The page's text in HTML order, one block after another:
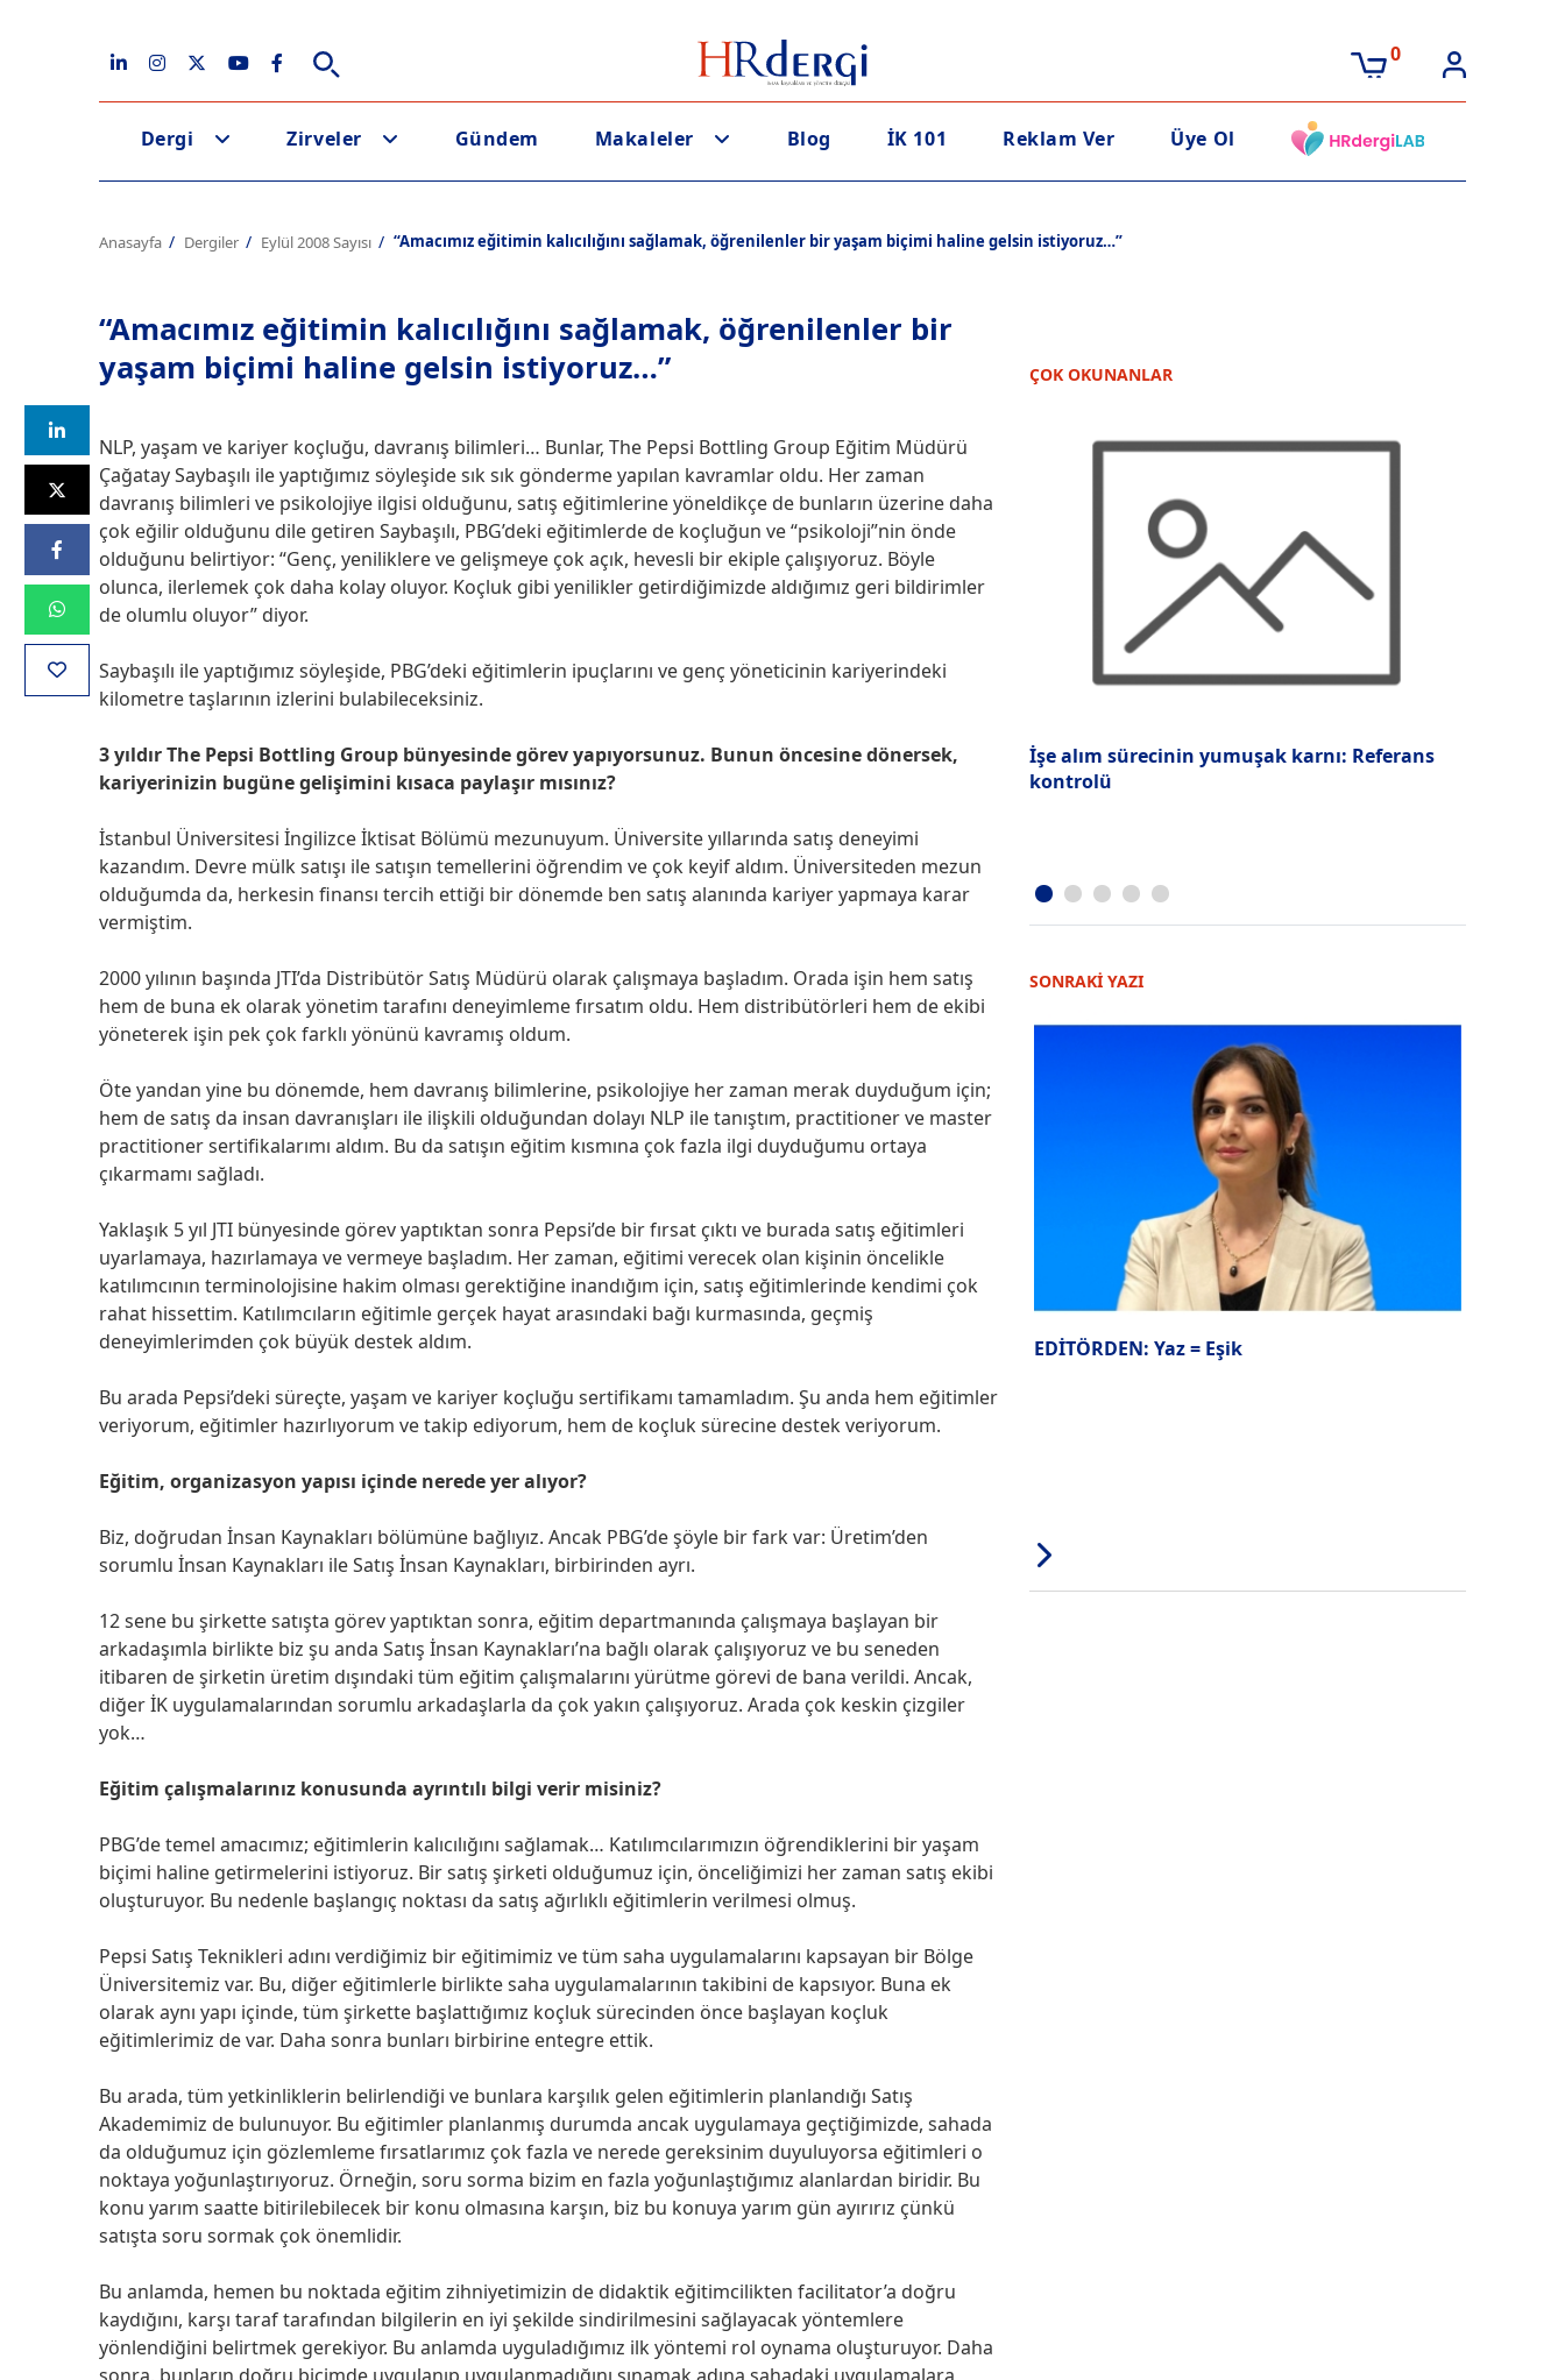
0
Dergi Zirveler Gündem Makaleler Blog İK 101 Reklam Ver Üye Ol
Anasayfa Dergiler Eylül 2008 Sayısı “Amacımız eğitimin kalıcılığını sağlamak, öğrenilenler bir yaşam biçimi haline gelsin istiyoruz…”
“Amacımız eğitimin kalıcılığını sağlamak, öğrenilenler bir
yaşam biçimi haline gelsin istiyoruz…”
NLP, yaşam ve kariyer koçluğu, davranış bilimleri… Bunlar, The Pepsi Bottling Group Eğitim Müdürü
Çağatay Saybaşılı ile yaptığımız söyleşide sık sık gönderme yapılan kavramlar oldu. Her zaman
davranış bilimleri ve psikolojiye ilgisi olduğunu, satış eğitimlerine yöneldikçe de bunların üzerine daha
çok eğilir olduğunu dile getiren Saybaşılı, PBG’deki eğitimlerde de koçluğun ve “psikoloji”nin önde
olduğunu belirtiyor: “Genç, yeniliklere ve gelişmeye çok açık, hevesli bir ekiple çalışıyoruz. Böyle
olunca, ilerlemek çok daha kolay oluyor. Koçluk gibi yenilikler getirdiğimizde aldığımız geri bildirimler
de olumlu oluyor” diyor.
Saybaşılı ile yaptığımız söyleşide, PBG’deki eğitimlerin ipuçlarını ve genç yöneticinin kariyerindeki
kilometre taşlarının izlerini bulabileceksiniz.
3 yıldır The Pepsi Bottling Group bünyesinde görev yapıyorsunuz. Bunun öncesine dönersek,
kariyerinizin bugüne gelişimini kısaca paylaşır mısınız?
İstanbul Üniversitesi İngilizce İktisat Bölümü mezunuyum. Üniversite yıllarında satış deneyimi
kazandım. Devre mülk satışı ile satışın temellerini öğrendim ve çok keyif aldım. Üniversiteden mezun
olduğumda da, herkesin finansı tercih ettiği bir dönemde ben satış alanında kariyer yapmaya karar
vermiştim.
2000 yılının başında JTI’da Distribütör Satış Müdürü olarak çalışmaya başladım. Orada işin hem satış
hem de buna ek olarak yönetim tarafını deneyimleme fırsatım oldu. Hem distribütörleri hem de ekibi
yöneterek işin pek çok farklı yönünü kavramış oldum.
Öte yandan yine bu dönemde, hem davranış bilimlerine, psikolojiye her zaman merak duyduğum için;
hem de satış da insan davranışları ile ilişkili olduğundan dolayı NLP ile tanıştım, practitioner ve master
practitioner sertifikalarımı aldım. Bu da satışın eğitim kısmına çok fazla ilgi duyduğumu ortaya
çıkarmamı sağladı.
Yaklaşık 5 yıl JTI bünyesinde görev yaptıktan sonra Pepsi’de bir fırsat çıktı ve burada satış eğitimleri
uyarlamaya, hazırlamaya ve vermeye başladım. Her zaman, eğitimi verecek olan kişinin öncelikle
katılımcının terminolojisine hakim olması gerektiğine inandığım için, satış eğitimlerinde kendimi çok
rahat hissettim. Katılımcıların eğitimle gerçek hayat arasındaki bağı kurmasında, geçmiş
deneyimlerimden çok büyük destek aldım.
Bu arada Pepsi’deki süreçte, yaşam ve kariyer koçluğu sertifikamı tamamladım. Şu anda hem eğitimler
veriyorum, eğitimler hazırlıyorum ve takip ediyorum, hem de koçluk sürecine destek veriyorum.
Eğitim, organizasyon yapısı içinde nerede yer alıyor?
Biz, doğrudan İnsan Kaynakları bölümüne bağlıyız. Ancak PBG’de şöyle bir fark var: Üretim’den
sorumlu İnsan Kaynakları ile Satış İnsan Kaynakları, birbirinden ayrı.
12 sene bu şirkette satışta görev yaptıktan sonra, eğitim departmanında çalışmaya başlayan bir
arkadaşımla birlikte biz şu anda Satış İnsan Kaynakları’na bağlı olarak çalışıyoruz ve bu seneden
itibaren de şirketin üretim dışındaki tüm eğitim çalışmalarını yürütme görevi de bana verildi. Ancak,
diğer İK uygulamalarından sorumlu arkadaşlarla da çok yakın çalışıyoruz. Arada çok keskin çizgiler
yok…
Eğitim çalışmalarınız konusunda ayrıntılı bilgi verir misiniz?
PBG’de temel amacımız; eğitimlerin kalıcılığını sağlamak… Katılımcılarımızın öğrendiklerini bir yaşam
biçimi haline getirmelerini istiyoruz. Bir satış şirketi olduğumuz için, önceliğimizi her zaman satış ekibi
oluşturuyor. Bu nedenle başlangıç noktası da satış ağırlıklı eğitimlerin verilmesi olmuş.
Pepsi Satış Teknikleri adını verdiğimiz bir eğitimimiz ve tüm saha uygulamalarını kapsayan bir Bölge
Üniversitemiz var. Bu, diğer eğitimlerle birlikte saha uygulamalarının takibini de kapsıyor. Buna ek
olarak aynı yapı içinde, tüm şirkette başlattığımız koçluk sürecinden önce başlayan koçluk
eğitimlerimiz de var. Daha sonra bunları birbirine entegre ettik.
Bu arada, tüm yetkinliklerin belirlendiği ve bunlara karşılık gelen eğitimlerin planlandığı Satış
Akademimiz de bulunuyor. Bu eğitimler planlanmış durumda ancak uygulamaya geçtiğimizde, sahada
da olduğumuz için gözlemleme fırsatlarımız çok fazla ve nerede gereksinim duyuluyorsa eğitimleri o
noktaya yoğunlaştırıyoruz. Örneğin, soru sorma bizim en fazla yoğunlaştığımız alanlardan biridir. Bu
konu yarım saatte bitirilebilecek bir konu olmasına karşın, biz bu konuya yarım gün ayırırız çünkü
satışta soru sormak çok önemlidir.
Bu anlamda, hemen bu noktada eğitim zihniyetimizin de didaktik eğitimcilikten facilitator’a doğru
kaydığını, karşı taraf tarafından bilgilerin en iyi şekilde sindirilmesini sağlayacak yöntemlere
yönlendiğini belirtmek gerekiyor. Bu anlamda uyguladığımız ilk yöntemi rol oynama oluşturuyor. Daha
ÇOK OKUNANLAR
İşe alım sürecinin yumuşak karnı: Referans
kontrolü
SONRAKİ YAZI
EDİTÖRDEN: Yaz = Eşik